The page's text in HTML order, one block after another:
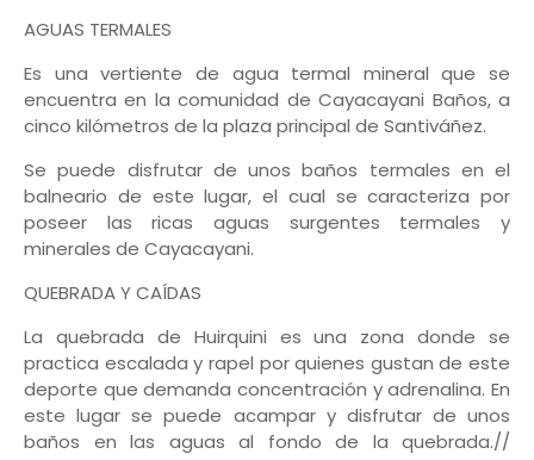
AGUAS TERMALES
Es una vertiente de agua termal mineral que se
encuentra en la comunidad de Cayacayani Baños, a
cinco kilómetros de la plaza principal de Santiváñez.
Se puede disfrutar de unos baños termales en el
balneario de este lugar, el cual se caracteriza por
poseer las ricas aguas surgentes termales y
minerales de Cayacayani.
QUEBRADA Y CAÍDAS
La quebrada de Huirquini es una zona donde se
practica escalada y rapel por quienes gustan de este
deporte que demanda concentración y adrenalina. En
este lugar se puede acampar y disfrutar de unos
baños en las aguas al fondo de la quebrada.//